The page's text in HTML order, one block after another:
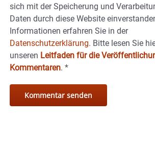
sich mit der Speicherung und
Daten durch diese Website
Informationen erfahren Sie in der
Datenschutzerklärung. Bitte lesen Sie
unseren Leitfaden für die
Kommentaren. *